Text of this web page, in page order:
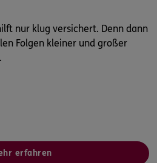
nur klug versichert. Denn dann
Folgen kleiner und großer
erfahren